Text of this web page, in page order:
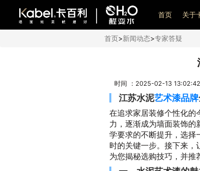
艺术漆加盟
首页 关于
首页>新闻动态>专家答疑
时间 ：2025-02-13
江苏水泥艺术漆品牌
在追求家居装修个性化的
力，逐渐成为墙面装饰的
学要求的不断提升，选择
时的关键一步。接下来，
为您揭秘选购技巧，并推